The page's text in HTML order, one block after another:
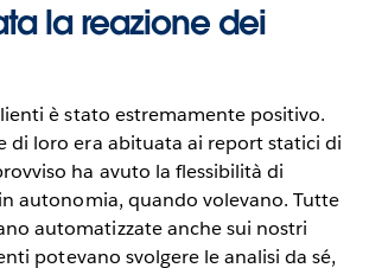
la reazione dei
è stato estremamente positivo.
di loro era abituata ai report statici di
ha avuto la flessibilità di
autonomia, quando volevano. Tutte
automatizzate anche sui nostri
potevano svolgere le analisi da sé,